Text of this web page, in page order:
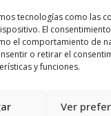
tecnologías como las
El
el comportamiento de
o retirar el
y funciones.
Ver
nuestra